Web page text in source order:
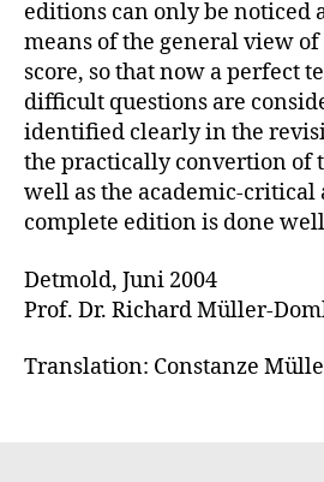
editions can only be noticed
means of the general view
score, so that now a perfect
difficult questions are
identified clearly in the
the practically convertion of
well as the academic-critical
complete edition is done
Detmold, Juni 2004
Prof. Dr. Richard Müller-
Translation: Constanze